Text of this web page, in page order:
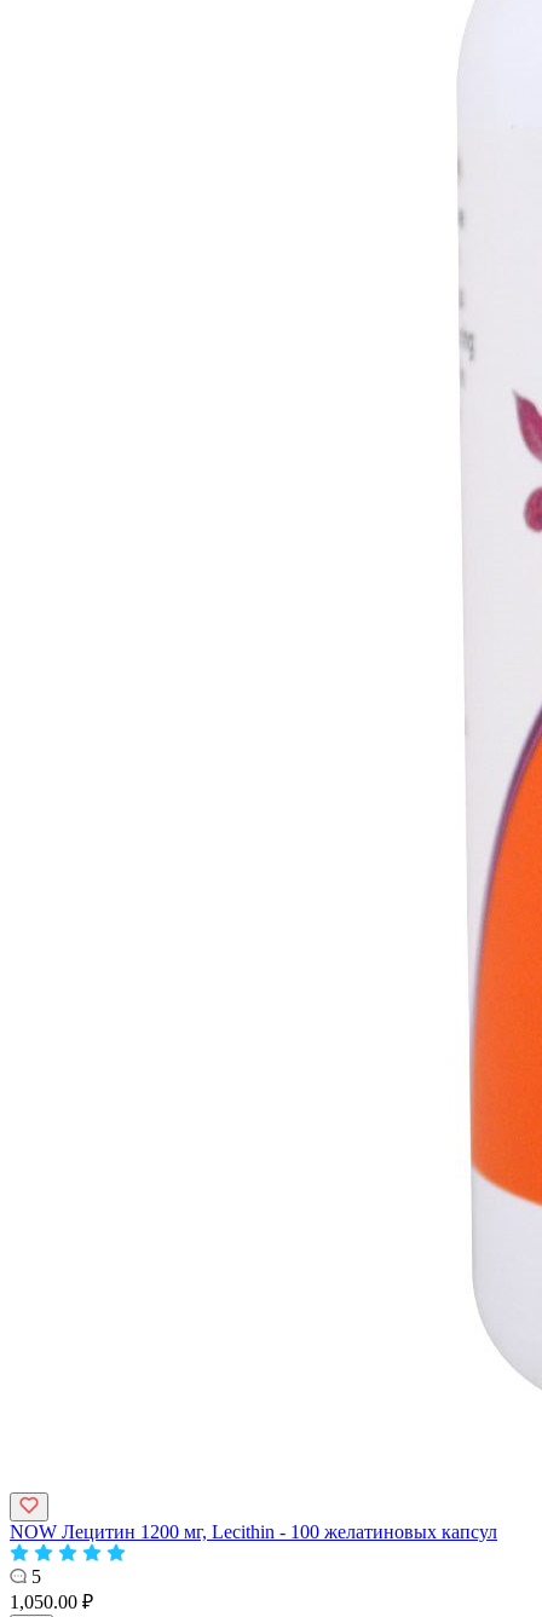
NOW Лецитин 1200 мг, Lecithin - 100 желатиновых капсул
5
1,050.00 ₽